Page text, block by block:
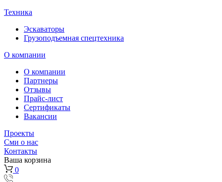
Техника
Эскаваторы
Грузоподъемная спецтехника
О компании
О компании
Партнеры
Отзывы
Прайс-лист
Сертификаты
Вакансии
Проекты
Сми о нас
Контакты
Ваша корзина
0